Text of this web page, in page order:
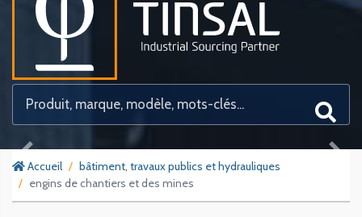
Accueil
bâtiment, travaux publics et hydrauliques
engins de chantiers et des mines